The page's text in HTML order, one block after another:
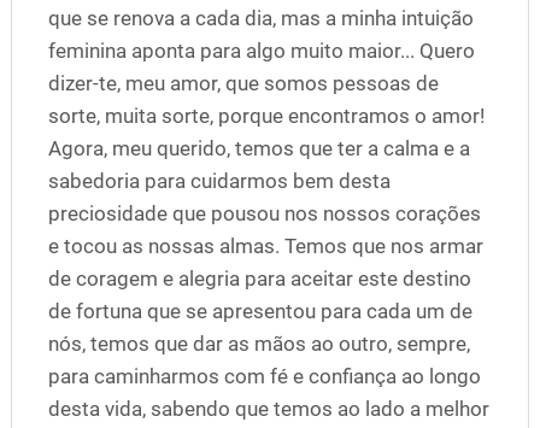
que se renova a cada dia, mas a minha intuição
feminina aponta para algo muito maior... Quero
dizer-te, meu amor, que somos pessoas de
sorte, muita sorte, porque encontramos o amor!
Agora, meu querido, temos que ter a calma e a
sabedoria para cuidarmos bem desta
preciosidade que pousou nos nossos corações
e tocou as nossas almas. Temos que nos armar
de coragem e alegria para aceitar este destino
de fortuna que se apresentou para cada um de
nós, temos que dar as mãos ao outro, sempre,
para caminharmos com fé e confiança ao longo
desta vida, sabendo que temos ao lado a melhor